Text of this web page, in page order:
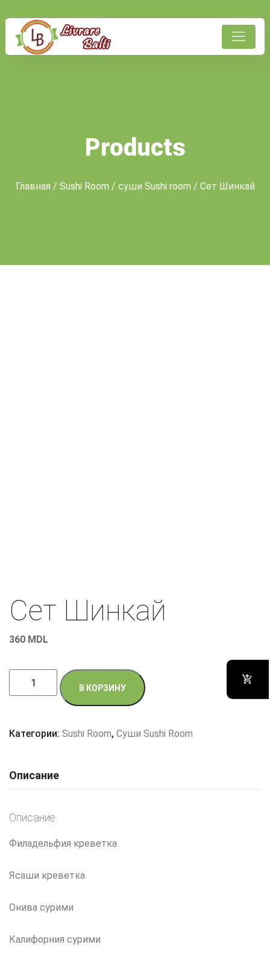
Products
Главная / Sushi Room / суши Sushi room / Сет Шинкай
Сет Шинкай
360 MDL
Количество
товара
Шинкай
В КОРЗИНУ
Категории: Sushi Room, Суши Sushi Room
Описание
Описание
Филадельфия креветка
Ясаши креветка
Онива сурими
Калифорния сурими